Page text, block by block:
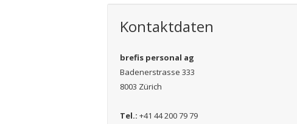
Kontaktdaten
brefis personal ag
Badenerstrasse 333
8003 Zürich
Tel.: +41 44 200 79 79